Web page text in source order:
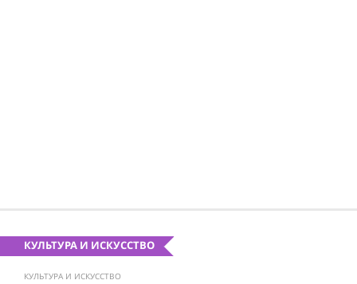
КУЛЬТУРА И ИСКУССТВО
КУЛЬТУРА И ИСКУССТВО